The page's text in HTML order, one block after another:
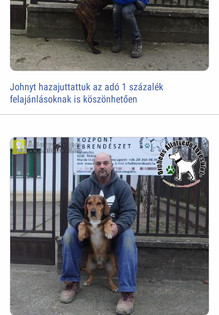
Johnyt hazajuttattuk az adó 1 százalék
felajánlásoknak is köszönhetően